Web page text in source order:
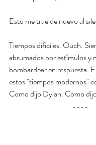
Esto me trae de nuevo al
Tiempos difíciles. Ouch.
abrumados por estímulos y
bombardear en respuesta.
estos "tiempos modernos"
Como dijo Dylan. Como